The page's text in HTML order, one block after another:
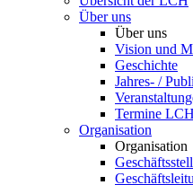
Über uns
Über uns
Vision und
Geschichte
Jahres- /
Termine LCH
Organisation
Organisation